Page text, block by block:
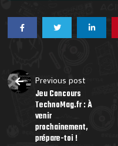
Previous post
Jeu Concours
TechnoMag.fr : À
venir
prochainement,
prépare-toi !